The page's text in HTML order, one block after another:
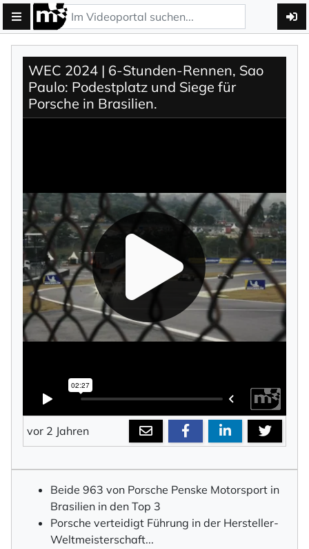
WEC 2024 | 6-Stunden-Rennen, Sao
Paulo: Podestplatz und Siege für
Porsche in Brasilien.
vor 2 Jahren
Beide 963 von Porsche Penske Motorsport in
Brasilien in den Top 3
Porsche verteidigt Führung in der Hersteller-
Weltmeisterschaft...